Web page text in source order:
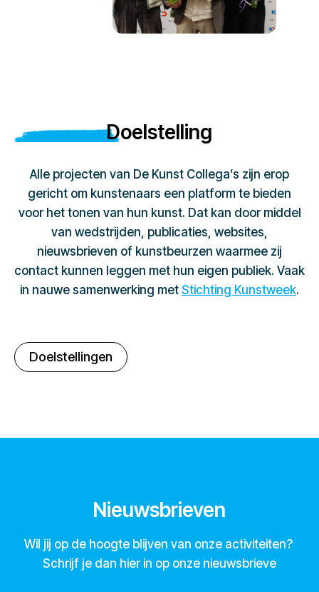
Doelstelling
Alle projecten van De Kunst Collega’s zijn erop
gericht om kunstenaars een platform te bieden
voor het tonen van hun kunst. Dat kan door middel
van wedstrijden, publicaties, websites,
nieuwsbrieven of kunstbeurzen waarmee zij
contact kunnen leggen met hun eigen publiek. Vaak
in nauwe samenwerking met Stichting Kunstweek.
Doelstellingen
Nieuwsbrieven
Wil jij op de hoogte blijven van onze activiteiten?
Schrijf je dan hier in op onze nieuwsbrieve